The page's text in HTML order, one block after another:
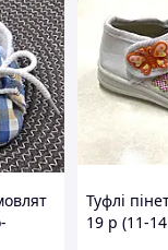
Туфлі
19 р (11-